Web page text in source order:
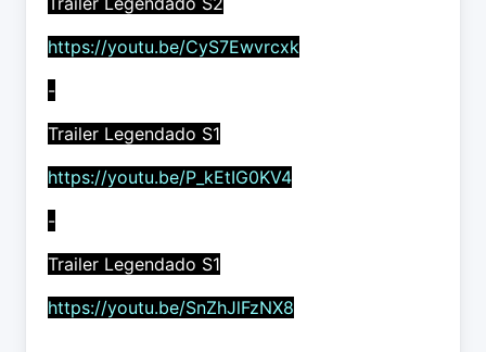
https://youtu.be/CyS7Ewvrcxk
-
Trailer Legendado S1
https://youtu.be/P_kEtIG0KV4
-
Trailer Legendado S1
https://youtu.be/SnZhJlFzNX8